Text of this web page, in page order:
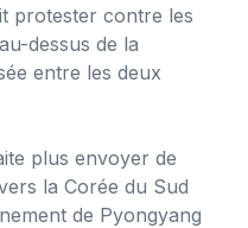
protester contre les
dessus de la
entre les deux
plus envoyer de
la Corée du Sud
de Pyongyang